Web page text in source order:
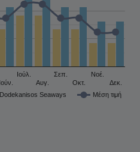
Dodekanisos Seaways Μέση τιμή
Ιούν.
Ιούλ.
Αυγ.
Σεπ.
Οκτ.
Νοέ.
Δεκ.